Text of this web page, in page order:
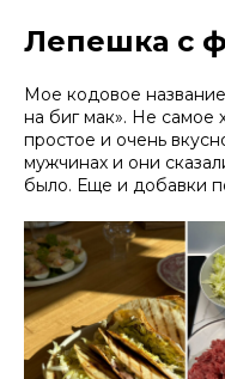
Лепешка с
Мое кодовое
на биг мак». Не самое
простое и очень
мужчинах и они
было. Еще и добавки